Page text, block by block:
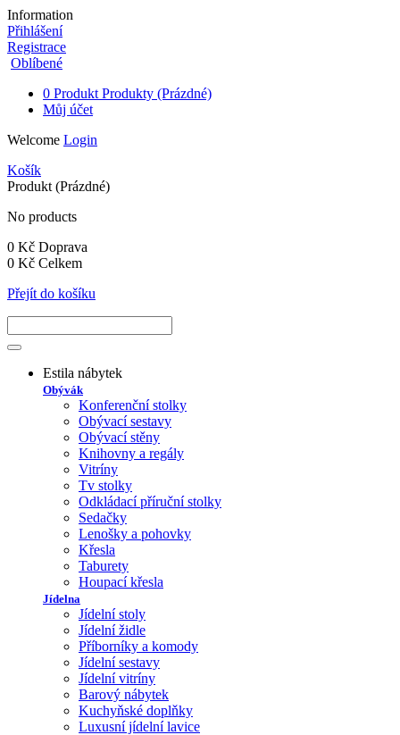
Information
Přihlášení
Registrace
Oblíbené
0 Produkt Produkty (Prázdné)
Můj účet
Welcome Login
Košík
Produkt (Prázdné)
No products
0 Kč Doprava
0 Kč Celkem
Přejít do košíku
Estila nábytek
Obývák
Konferenční stolky
Obývací sestavy
Obývací stěny
Knihovny a regály
Vitríny
Tv stolky
Odkládací příruční stolky
Sedačky
Lenošky a pohovky
Křesla
Taburety
Houpací křesla
Jídelna
Jídelní stoly
Jídelní židle
Příborníky a komody
Jídelní sestavy
Jídelní vitríny
Barový nábytek
Kuchyňské doplňky
Luxusní jídelní lavice